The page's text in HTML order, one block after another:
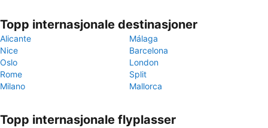
Topp internasjonale destinasjoner
Alicante
Málaga
Nice
Barcelona
Oslo
London
Rome
Split
Milano
Mallorca
Topp internasjonale flyplasser